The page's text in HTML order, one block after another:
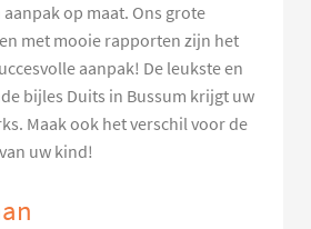
op maat. Ons grote
met mooie rapporten zijn het
aanpak! De leukste en
bijles Duits in Bussum krijgt uw
Maak ook het verschil voor de
uw kind!